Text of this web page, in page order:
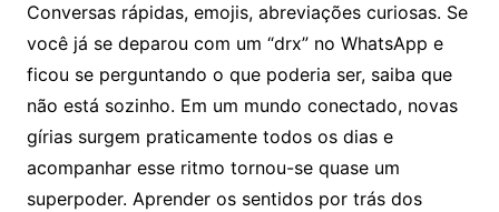
Conversas rápidas, emojis, abreviações curiosas. Se
você já se deparou com um “drx” no WhatsApp e
ficou se perguntando o que poderia ser, saiba que
não está sozinho. Em um mundo conectado, novas
gírias surgem praticamente todos os dias e
acompanhar esse ritmo tornou-se quase um
superpoder. Aprender os sentidos por trás dos